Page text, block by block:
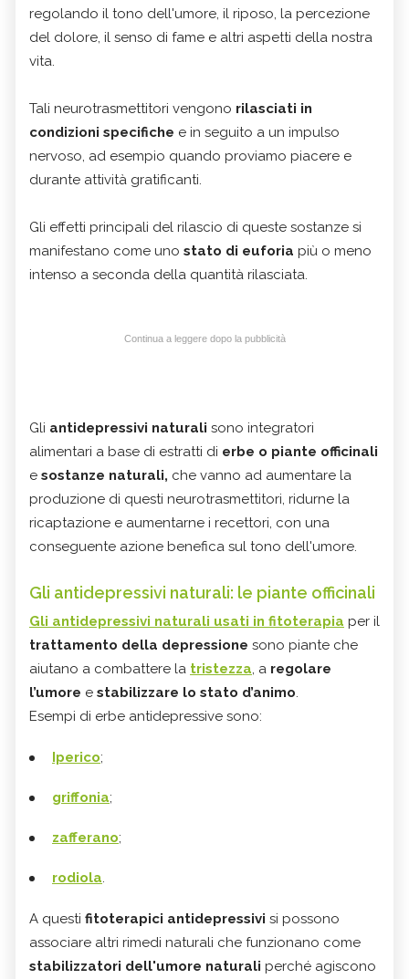
regolando il tono dell'umore, il riposo, la percezione
del dolore, il senso di fame e altri aspetti della nostra
vita.
Tali neurotrasmettitori vengono rilasciati in
condizioni specifiche e in seguito a un impulso
nervoso, ad esempio quando proviamo piacere e
durante attività gratificanti.
Gli effetti principali del rilascio di queste sostanze si
manifestano come uno stato di euforia più o meno
intenso a seconda della quantità rilasciata.
Continua a leggere dopo la pubblicità
Gli antidepressivi naturali sono integratori
alimentari a base di estratti di erbe o piante officinali
e sostanze naturali, che vanno ad aumentare la
produzione di questi neurotrasmettitori, ridurne la
ricaptazione e aumentarne i recettori, con una
conseguente azione benefica sul tono dell'umore.
Gli antidepressivi naturali: le piante officinali
Gli antidepressivi naturali usati in fitoterapia per il
trattamento della depressione sono piante che
aiutano a combattere la tristezza, a regolare
l’umore e stabilizzare lo stato d’animo.
Esempi di erbe antidepressive sono:
Iperico;
griffonia;
zafferano;
rodiola.
A questi fitoterapici antidepressivi si possono
associare altri rimedi naturali che funzionano come
stabilizzatori dell'umore naturali perché agiscono